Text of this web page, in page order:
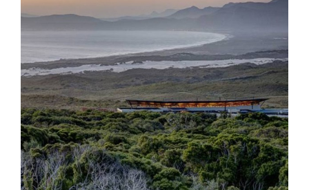
Praia Inhame Ecolodge